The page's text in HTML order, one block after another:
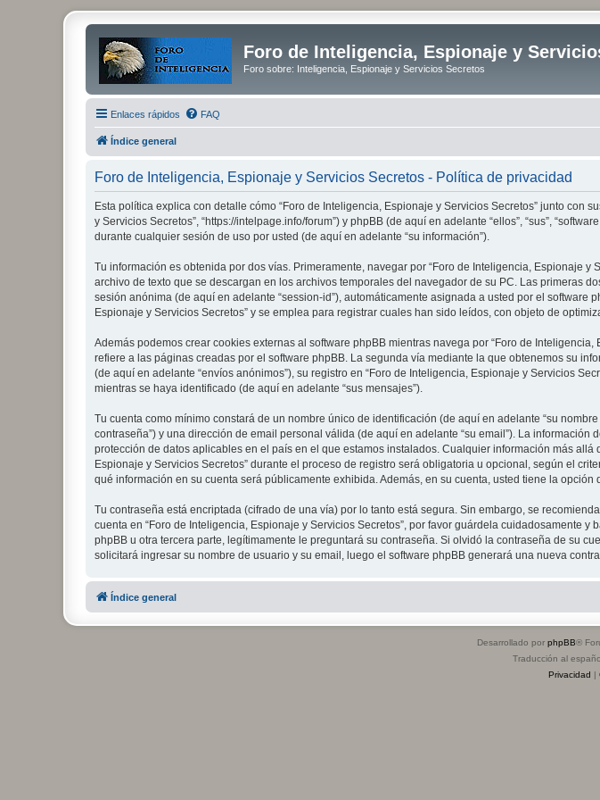
Foro de Inteligencia, Espionaje y
Foro sobre: Inteligencia, Espionaje y Servicios Secretos
Enlaces rápidos FAQ
Índice general
Foro de Inteligencia, Espionaje y Servicios Secretos - Política de privacidad
Esta política explica con detalle cómo “Foro de Inteligencia, Espionaje y Servicios Secretos” junto con
y Servicios Secretos”, “https://intelpage.info/forum”) y phpBB (de aquí en adelante “ellos”, “sus”,
durante cualquier sesión de uso por usted (de aquí en adelante “su información”).
Tu información es obtenida por dos vías. Primeramente, navegar por “Foro de Inteligencia, Espionaje
archivo de texto que se descargan en los archivos temporales del navegador de su PC. Las primeras
sesión anónima (de aquí en adelante “session-id”), automáticamente asignada a usted por el
Espionaje y Servicios Secretos” y se emplea para registrar cuales han sido leídos, con objeto de
Además podemos crear cookies externas al software phpBB mientras navega por “Foro de
refiere a las páginas creadas por el software phpBB. La segunda vía mediante la que obtenemos su
(de aquí en adelante “envíos anónimos”), su registro en “Foro de Inteligencia, Espionaje y Servicios
mientras se haya identificado (de aquí en adelante “sus mensajes”).
Tu cuenta como mínimo constará de un nombre único de identificación (de aquí en adelante “su
contraseña”) y una dirección de email personal válida (de aquí en adelante “su email”). La
protección de datos aplicables en el país en el que estamos instalados. Cualquier información más
Espionaje y Servicios Secretos” durante el proceso de registro será obligatoria u opcional, según el
qué información en su cuenta será públicamente exhibida. Además, en su cuenta, usted tiene la
Tu contraseña está encriptada (cifrado de una vía) por lo tanto está segura. Sin embargo, se
cuenta en “Foro de Inteligencia, Espionaje y Servicios Secretos”, por favor guárdela cuidadosamente
phpBB u otra tercera parte, legítimamente le preguntará su contraseña. Si olvidó la contraseña de su
solicitará ingresar su nombre de usuario y su email, luego el software phpBB generará una nueva
Índice general
Desarrollado por phpBB®
Traducción al
Privacidad |